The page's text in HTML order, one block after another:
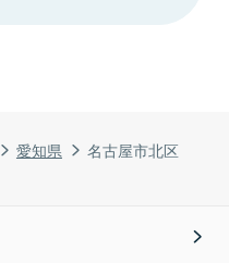
愛知県 名古屋市北区